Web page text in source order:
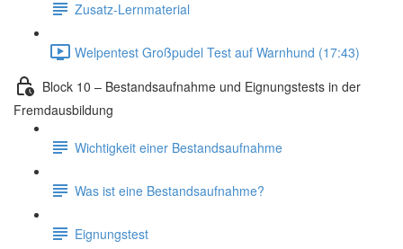
Zusatz-Lernmaterial
Welpentest Großpudel Test auf Warnhund (17:43)
Block 10 – Bestandsaufnahme und Eignungstests in der
Fremdausbildung
Wichtigkeit einer Bestandsaufnahme
Was ist eine Bestandsaufnahme?
Eignungstest